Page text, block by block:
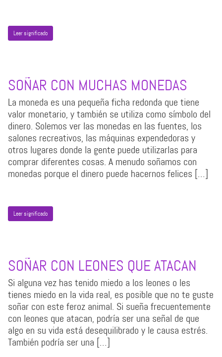
Leer significado
SOÑAR CON MUCHAS MONEDAS
La moneda es una pequeña ficha redonda que tiene
valor monetario, y también se utiliza como símbolo del
dinero. Solemos ver las monedas en las fuentes, los
salones recreativos, las máquinas expendedoras y
otros lugares donde la gente puede utilizarlas para
comprar diferentes cosas. A menudo soñamos con
monedas porque el dinero puede hacernos felices […]
Leer significado
SOÑAR CON LEONES QUE ATACAN
Si alguna vez has tenido miedo a los leones o les
tienes miedo en la vida real, es posible que no te guste
soñar con este feroz animal. Si sueña frecuentemente
con leones que atacan, podría ser una señal de que
algo en su vida está desequilibrado y le causa estrés.
También podría ser una […]